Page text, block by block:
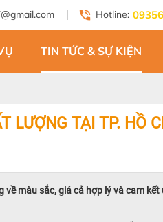
Hotline:
TIN TỨC & SỰ KIỆN
LƯỢNG TẠI TP. HỒ
màu sắc, giá cả hợp lý và cam